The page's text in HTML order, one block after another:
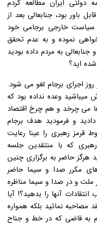
دولتی ایران مطالعه کردم
باور بود، جنابعالی بعد از
خارجی برجامی خود
نموده و به عدم تحقق
به مردم داده بودید
اید؟
اجرای برجام لغو می شود.
میباشید وعده نداده بود که
می چرخد و هم چرخ اقتصاد
و فرمودید هدف برجام
قرمز رهبری را عینا رعایت
که با منتقدین جلسه
هرگز حاضر به برگزاری چنین
مکرر صدا و سیما حاضر
و در صدا و سیما مناظره
آنها را بدهید؟! آیا
مصاحبه نمائید بلکه همواره
به قاضی که در خط و جناح